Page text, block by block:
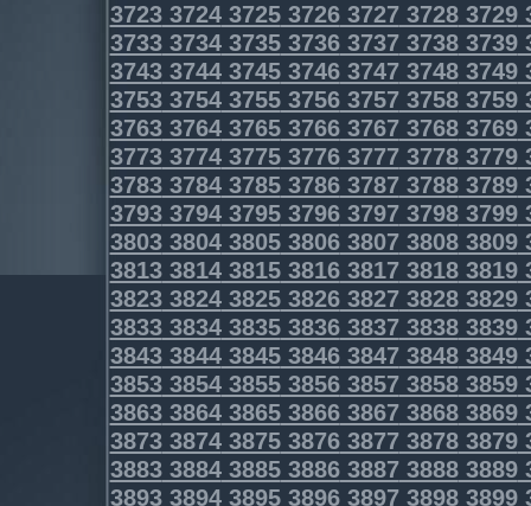
3723372437253726372737283729
3733373437353736373737383739
3743374437453746374737483749
3753375437553756375737583759
3763376437653766376737683769
3773377437753776377737783779
3783378437853786378737883789
3793379437953796379737983799
3803380438053806380738083809
3813381438153816381738183819
3823382438253826382738283829
3833383438353836383738383839
3843384438453846384738483849
3853385438553856385738583859
3863386438653866386738683869
3873387438753876387738783879
3883388438853886388738883889
3893389438953896389738983899